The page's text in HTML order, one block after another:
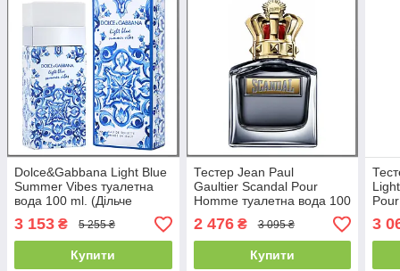
Dolce&Gabbana Light Blue
Summer Vibes туалетна
вода 100 ml. (Дільче
Габбана Лайт Блю
Саммер Вайбс)
3 153 ₴ 5 255 ₴
Купити
Тестер Jean Paul
Gaultier Scandal Pour
Homme туалетна вода 100
ml. (Жан-Поль Готьє
Скандал Пур Хом)
2 476₴ 3 095 ₴
Купити
3